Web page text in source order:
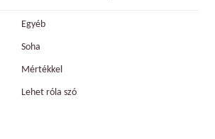
Egyéb
Soha
Mértékkel
Lehet róla szó